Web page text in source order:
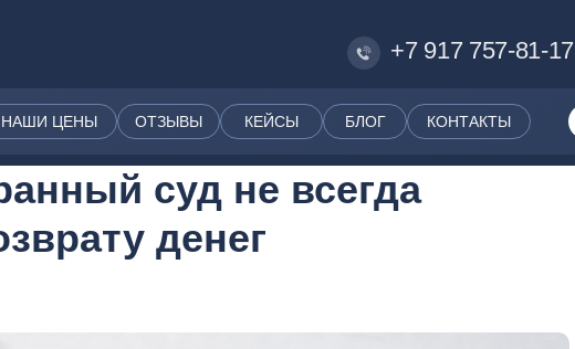
+7 917 757-81-17
НАШИ ЦЕНЫ ОТЗЫВЫ КЕЙСЫ БЛОГ КОНТАКТЫ
суд не всегда
денег